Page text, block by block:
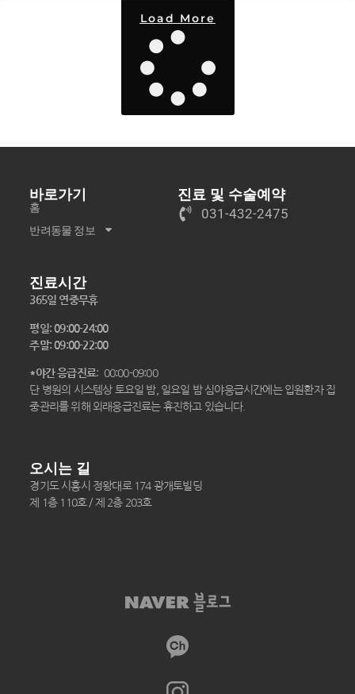
Load More
바로가기
홈
반려동물 정보
진료 및 수술예약
031-432-2475
진료시간
365일 연중무휴
평일: 09:00-24:00
주말: 09:00-22:00
*야간 응급진료: 00:00-09:00
단 병원의 시스템상 토요일 밤, 일요일 밤 심야응급시간에는 입원환자 집
중관리를 위해 외래응급진료는 휴진하고 있습니다.
오시는 길
경기도 시흥시 정왕대로 174 광개토빌딩
제 1층 110호 / 제 2층 203호